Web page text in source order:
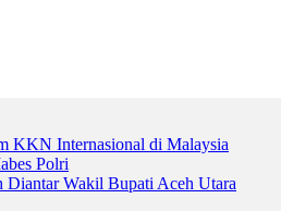
KKN Internasional di Malaysia
Polri
Diantar Wakil Bupati Aceh Utara